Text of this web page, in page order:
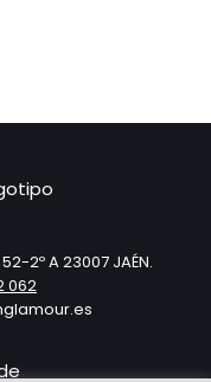
2º A 23007 JAÉN.
062